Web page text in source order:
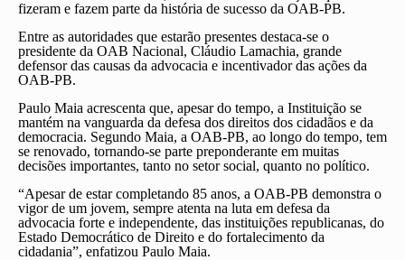
fizeram e fazem parte da história de sucesso da OAB-PB.
Entre as autoridades que estarão presentes destaca-se o
presidente da OAB Nacional, Cláudio Lamachia, grande
defensor das causas da advocacia e incentivador das ações da
OAB-PB.
Paulo Maia acrescenta que, apesar do tempo, a Instituição se
mantém na vanguarda da defesa dos direitos dos cidadãos e da
democracia. Segundo Maia, a OAB-PB, ao longo do tempo, tem
se renovado, tornando-se parte preponderante em muitas
decisões importantes, tanto no setor social, quanto no político.
“Apesar de estar completando 85 anos, a OAB-PB demonstra o
vigor de um jovem, sempre atenta na luta em defesa da
advocacia forte e independente, das instituições republicanas, do
Estado Democrático de Direito e do fortalecimento da
cidadania”, enfatizou Paulo Maia.